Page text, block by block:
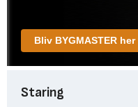
Bliv BYGMASTER her
Staring